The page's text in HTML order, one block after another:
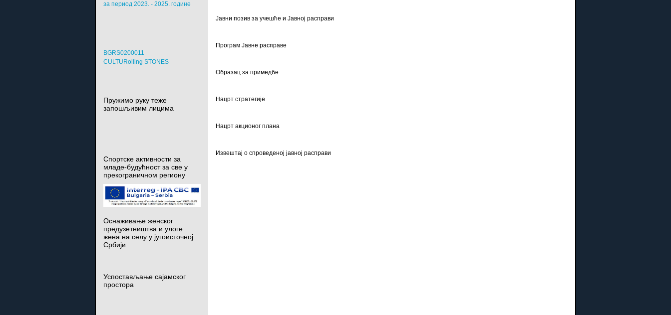
Јавни позив за учешће и Јавној расправи
Програм Јавне расправе
Образац за примедбе
Нацрт стратегије
Нацрт акционог плана
Извештај о спроведеној јавној расправи
за период 2023. - 2025. године
BGRS0200011
CULTURolling STONES
Пружимо руку теже
запошљивим лицима
Спортске активности за
младе-будућност за све у
прекограничном региону
Оснаживање женског
предузетништва и улоге
жена на селу у југоисточној
Србији
Успостављање сајамског
простора